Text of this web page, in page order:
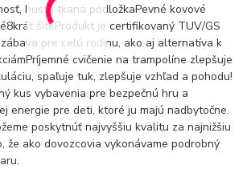
hustá tkaná podložkaPevné kovové
šitéProdukt je certifikovaný TUV/GS
pre celú rodinu, ako aj alternatíva k
cvičenie na trampolíne zlepšuje
spaľuje tuk, zlepšuje vzhľad a pohodu!
kus vybavenia pre bezpečnú hru a
energie pre deti, ktoré ju majú nadbytočne.
poskytnúť najvyššiu kvalitu za najnižšiu
že ako dovozcovia vykonávame podrobný